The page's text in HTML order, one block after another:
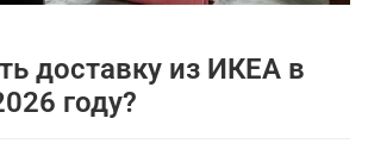
доставку из ИКЕА в
году?